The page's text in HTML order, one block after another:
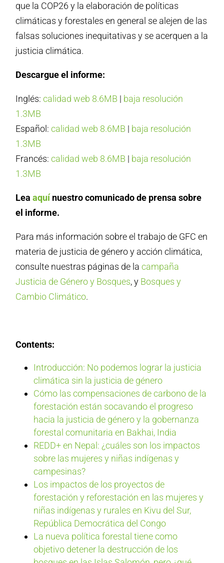
que la COP26 y la elaboración de políticas
climáticas y forestales en general se alejen de las
falsas soluciones inequitativas y se acerquen a la
justicia climática.
Descargue el informe:
Inglés:calidad web 8.6MB | baja resolución
1.3MB
Español:calidad web 8.6MB | baja resolución
1.3MB
Francés:calidad web 8.6MB | baja resolución
1.3MB
Leaaquí nuestro comunicado de prensa sobre
el informe.
Para más información sobre el trabajo de GFC en
materia de justicia de género y acción climática,
consulte nuestras páginas de lacampaña
Justicia de Género y Bosques, y Bosques y
Cambio Climático.
Contents:
Introducción: No podemos lograr la justicia
climática sin la justicia de género
Cómo las compensaciones de carbono de la
forestación están socavando el progreso
hacia la justicia de género y la gobernanza
forestal comunitaria en Bakhai, India
REDD+ en Nepal: ¿cuáles son los impactos
sobre las mujeres y niñas indígenas y
campesinas?
Los impactos de los proyectos de
forestación y reforestación en las mujeres y
niñas indígenas y rurales en Kivu del Sur,
República Democrática del Congo
La nueva política forestal tiene como
objetivo detener la destrucción de los